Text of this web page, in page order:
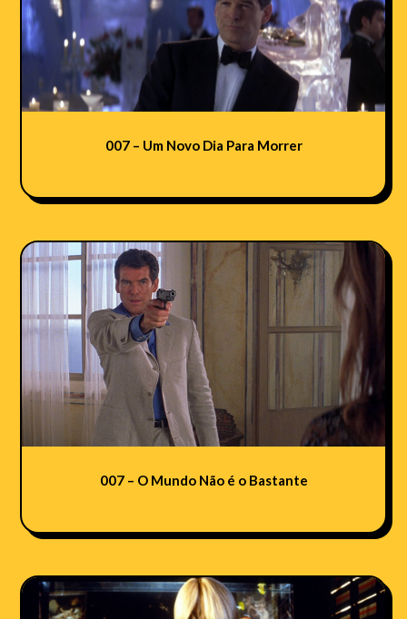
007 – Um Novo Dia Para Morrer
007 – O Mundo Não é o Bastante